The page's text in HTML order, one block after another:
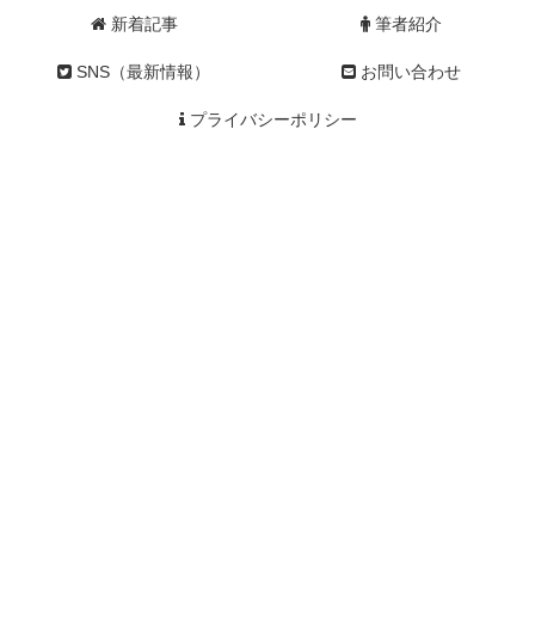
新着記事 筆者紹介
SNS（最新情報） お問い合わせ
プライバシーポリシー